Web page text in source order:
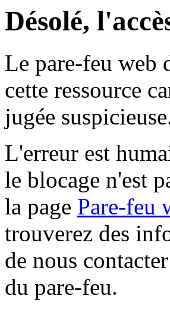
Désolé,
Le pare-feu web
cette ressource
jugée
L'erreur est
le blocage n'est
la page Pare-feu
trouverez des
de nous
du pare-feu.